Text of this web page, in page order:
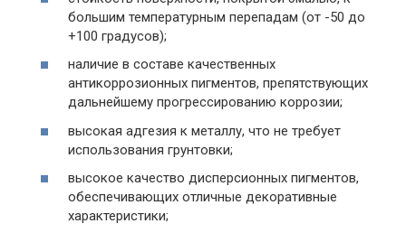
большим температурным перепадам (от -50 до
+100 градусов);
наличие в составе качественных
антикоррозионных пигментов, препятствующих
дальнейшему прогрессированию коррозии;
высокая адгезия к металлу, что не требует
использования грунтовки;
высокое качество дисперсионных пигментов,
обеспечивающих отличные декоративные
характеристики;